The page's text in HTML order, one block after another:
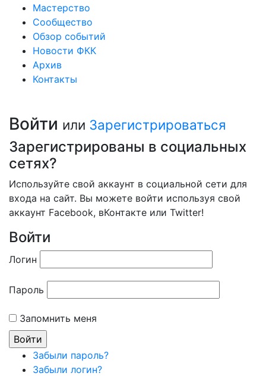
Мастерство
Сообщество
Обзор событий
Новости ФКК
Архив
Контакты
Войти или Зарегистрироваться
Зарегистрированы в социальных
сетях?
Используйте свой аккаунт в социальной сети для
входа на сайт. Вы можете войти используя свой
аккаунт Facebook, вКонтакте или Twitter!
Войти
Логин
Пароль
Запомнить меня
Забыли пароль?
Забыли логин?